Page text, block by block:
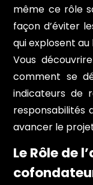
même ce rôle
façon d’éviter
qui explosent au
Vous
comment se
indicateurs de
responsabilités
avancer le
Le Rôle de